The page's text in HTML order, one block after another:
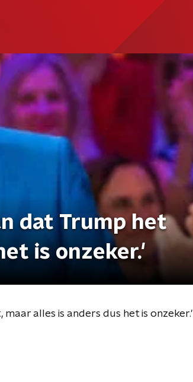
dat Trump het
is onzeker.'
alles is anders dus het is onzeker.'